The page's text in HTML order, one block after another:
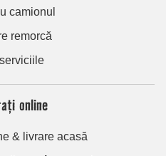
camionul
remorcă
online
& livrare acasă